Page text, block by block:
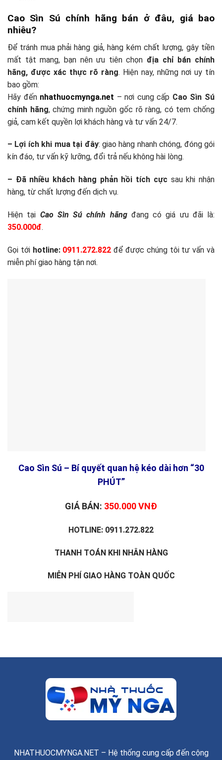
Cao Sìn Sú chính hãng bán ở đâu, giá bao
nhiêu?
Để tránh mua phải hàng giả, hàng kém chất lượng, gây tiền
mất tật mang, bạn nên ưu tiên chọn địa chỉ bán chính
hãng, được xác thực rõ ràng. Hiện nay, những nơi uy tín
bao gồm:
Hãy đến nhathuocmynga.net – nơi cung cấp Cao Sìn Sú
chính hãng, chứng minh nguồn gốc rõ ràng, có tem chống
giả, cam kết quyền lợi khách hàng và tư vấn 24/7.
– Lợi ích khi mua tại đây: giao hàng nhanh chóng, đóng gói
kín đáo, tư vấn kỹ lưỡng, đổi trả nếu không hài lòng.
– Đã nhiều khách hàng phản hồi tích cựcsau khi nhận
hàng, từ chất lượng đến dịch vụ.
Hiện tại Cao Sìn Sú chính hãngđang có giá ưu đãi là:
350.000đ.
Gọi tới hotline: 0911.272.822 để được chúng tôi tư vấn và
miễn phí giao hàng tận nơi.
Cao Sìn Sú – Bí quyết quan hệ kéo dài hơn “30
PHÚT”
GIÁ BÁN: 350.000 VNĐ
HOTLINE: 0911.272.822
THANH TOÁN KHI NHÂN HÀNG
MIỄN PHÍ GIAO HÀNG TOÀN QUỐC
NHATHUOCMYNGA.NET – Hệ thống cung cấp đến cộng